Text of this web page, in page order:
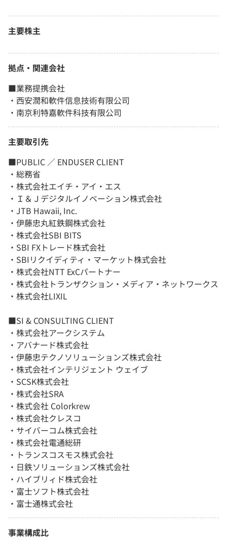
主要株主
拠点・関連会社
■業務提携会社
・西安潤和軟件信息技術有限公司
・南京利特嘉軟件科技有限公司
主要取引先
■PUBLIC ／ ENDUSER CLIENT
・総務省
・株式会社エイチ・アイ・エス
・Ｉ＆Ｊデジタルイノベーション株式会社
・JTB Hawaii, Inc.
・伊藤忠丸紅鉄鋼株式会社
・株式会社SBI BITS
・SBI FXトレード株式会社
・SBIリクイディティ・マーケット株式会社
・株式会社NTT ExCパートナー
・株式会社トランザクション・メディア・ネットワークス
・株式会社LIXIL
■SI & CONSULTING CLIENT
・株式会社アークシステム
・アバナード株式会社
・伊藤忠テクノソリューションズ株式会社
・株式会社インテリジェント ウェイブ
・SCSK株式会社
・株式会社SRA
・株式会社 Colorkrew
・株式会社クレスコ
・サイバーコム株式会社
・株式会社電通総研
・トランスコスモス株式会社
・日鉄ソリューションズ株式会社
・ハイブリィド株式会社
・富士ソフト株式会社
・富士通株式会社
事業構成比